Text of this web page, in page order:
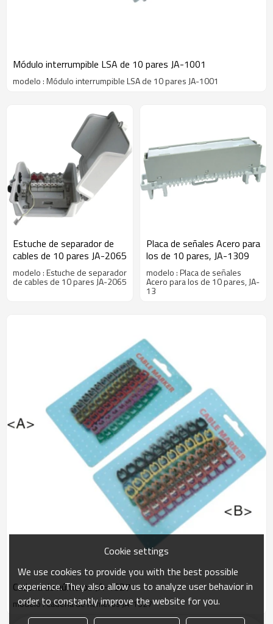
Módulo interrumpible LSA de 10 pares JA-1001
modelo : Módulo interrumpible LSA de 10 pares JA-1001
Estuche de separador de
cables de 10 pares JA-2065
modelo : Estuche de separador
de cables de 10 pares JA-2065
Placa de señales Acero para
los de 10 pares, JA-1309
modelo : Placa de señales
Acero para los de 10 pares, JA-
13
Cadena de números JA-1327
modelo : Cadena de números JA-1327
Cookie settings
We use cookies to provide you with the best possible
experience. They also allow us to analyze user behavior in
order to constantly improve the website for you.